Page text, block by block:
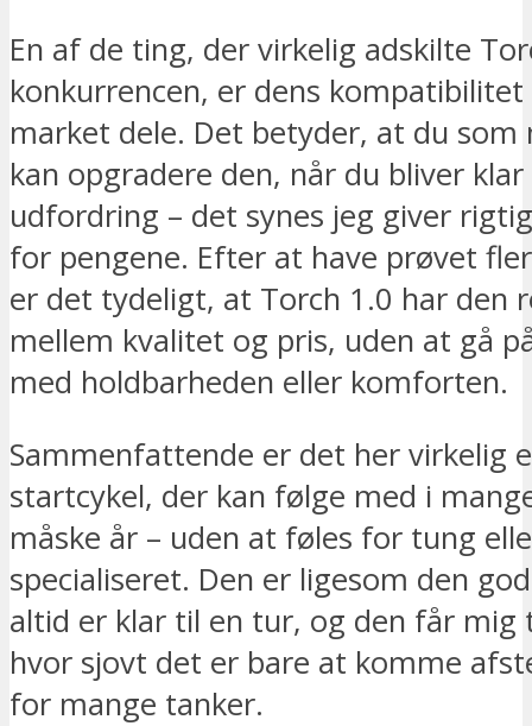
En af de ting, der virkelig adskilte
konkurrencen, er dens
market dele. Det betyder, at du som
kan opgradere den, når du bliver
udfordring – det synes jeg giver
for pengene. Efter at have prøvet
er det tydeligt, at Torch 1.0 har den
mellem kvalitet og pris, uden at gå
med holdbarheden eller komforten.
Sammenfattende er det her virkelig
startcykel, der kan følge med i
måske år – uden at føles for tung
specialiseret. Den er ligesom den
altid er klar til en tur, og den får mig
hvor sjovt det er bare at komme
for mange tanker.